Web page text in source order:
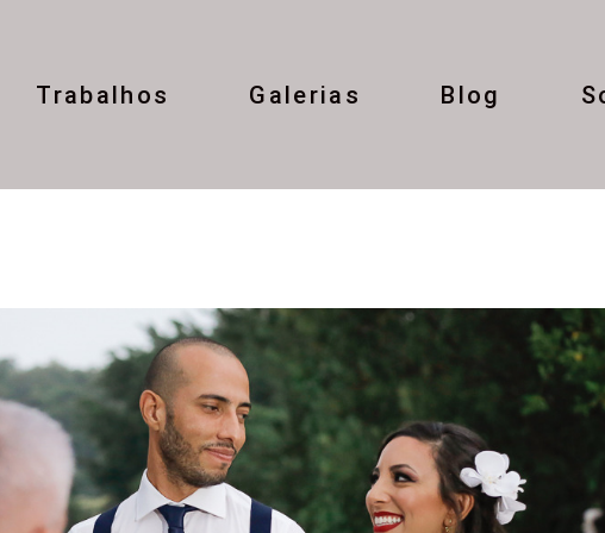
Trabalhos Galerias Blog